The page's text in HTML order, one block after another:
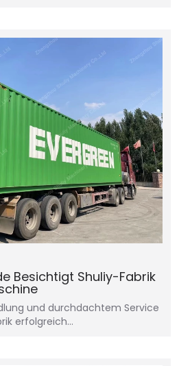
Besichtigt Shuliy-Fabrik
und durchdachtem Service
erfolgreich…